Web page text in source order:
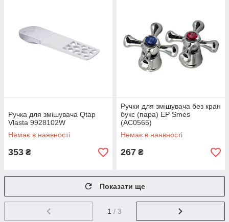
Ручка для змішувача Qtap
Vlasta 9928102W
Немає в наявності
353 ₴
Ручки для змішувача без кран
букс (пара) EP Smes
(AC0565)
Немає в наявності
267 ₴
Показати ще
1 / 3